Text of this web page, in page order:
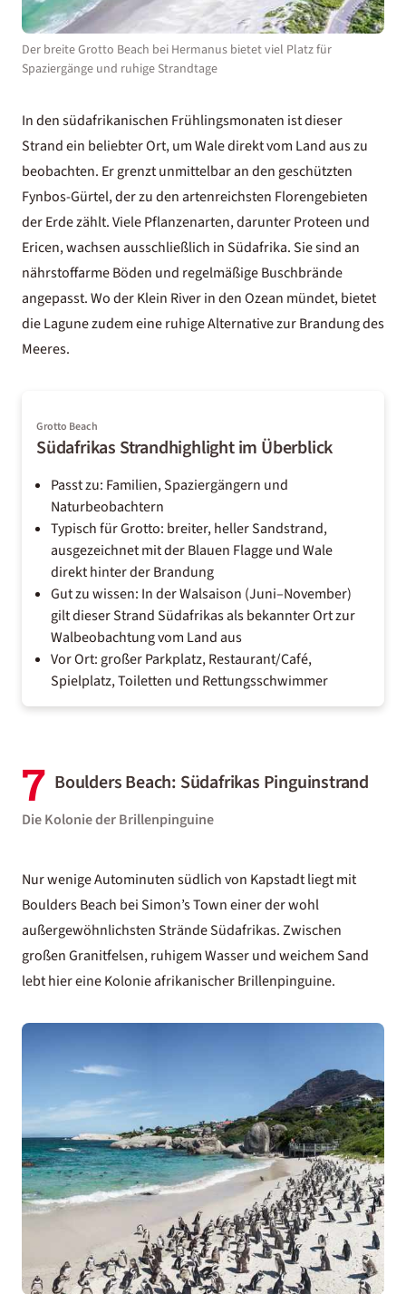
Der breite Grotto Beach bei Hermanus bietet viel Platz für
Spaziergänge und ruhige Strandtage
In den südafrikanischen Frühlingsmonaten ist dieser
Strand ein beliebter Ort, um Wale direkt vom Land aus zu
beobachten. Er grenzt unmittelbar an den geschützten
Fynbos-Gürtel, der zu den artenreichsten Florengebieten
der Erde zählt. Viele Pflanzenarten, darunter Proteen und
Ericen, wachsen ausschließlich in Südafrika. Sie sind an
nährstoffarme Böden und regelmäßige Buschbrände
angepasst. Wo der Klein River in den Ozean mündet, bietet
die Lagune zudem eine ruhige Alternative zur Brandung des
Meeres.
Grotto Beach
Südafrikas Strandhighlight im Überblick
Passt zu: Familien, Spaziergängern und
Naturbeobachtern
Typisch für Grotto: breiter, heller Sandstrand,
ausgezeichnet mit der Blauen Flagge und Wale
direkt hinter der Brandung
Gut zu wissen: In der Walsaison (Juni–November)
gilt dieser Strand Südafrikas als bekannter Ort zur
Walbeobachtung vom Land aus
Vor Ort: großer Parkplatz, Restaurant/Café,
Spielplatz, Toiletten und Rettungsschwimmer
7 Boulders Beach: Südafrikas Pinguinstrand
Die Kolonie der Brillenpinguine
Nur wenige Autominuten südlich von Kapstadt liegt mit
Boulders Beach bei Simon’s Town einer der wohl
außergewöhnlichsten Strände Südafrikas. Zwischen
großen Granitfelsen, ruhigem Wasser und weichem Sand
lebt hier eine Kolonie afrikanischer Brillenpinguine.